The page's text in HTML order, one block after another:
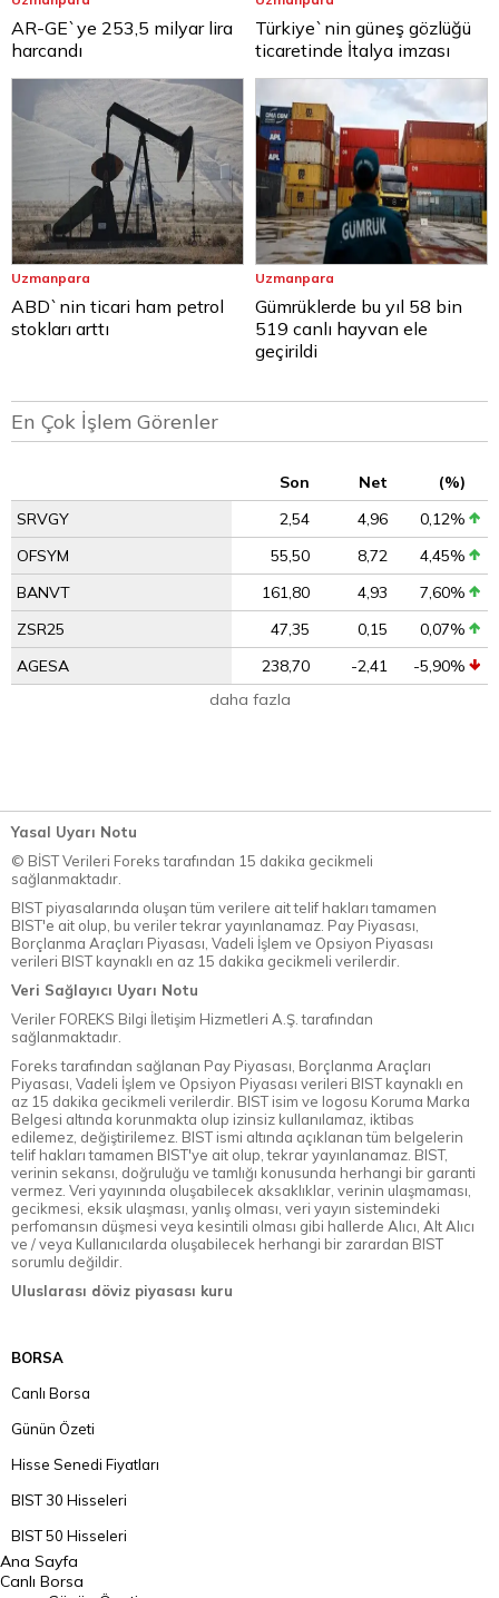
AR-GE`ye 253,5 milyar lira
harcandı
Türkiye`nin güneş gözlüğü
ticaretinde İtalya imzası
Uzmanpara
ABD`nin ticari ham petrol
stokları arttı
Uzmanpara
Gümrüklerde bu yıl 58 bin
519 canlı hayvan ele
geçirildi
En Çok İşlem Görenler
Son Net
(%)
SRVGY
2,54 4,96
0,12%
OFSYM
55,50 8,72
4,45%
BANVT
161,80 4,93
7,60%
ZSR25
47,35 0,15
0,07%
AGESA
238,70 -2,41
-5,90%
daha fazla
Yasal Uyarı Notu
© BİST Verileri Foreks tarafından 15 dakika gecikmeli
sağlanmaktadır.
BIST piyasalarında oluşan tüm verilere ait telif hakları tamamen
BIST'e ait olup, bu veriler tekrar yayınlanamaz. Pay Piyasası,
Borçlanma Araçları Piyasası, Vadeli İşlem ve Opsiyon Piyasası
verileri BIST kaynaklı en az 15 dakika gecikmeli verilerdir.
Veri Sağlayıcı Uyarı Notu
Veriler FOREKS Bilgi İletişim Hizmetleri A.Ş. tarafından
sağlanmaktadır.
Foreks tarafından sağlanan Pay Piyasası, Borçlanma Araçları
Piyasası, Vadeli İşlem ve Opsiyon Piyasası verileri BIST kaynaklı en
az 15 dakika gecikmeli verilerdir. BIST isim ve logosu Koruma Marka
Belgesi altında korunmakta olup izinsiz kullanılamaz, iktibas
edilemez, değiştirilemez. BIST ismi altında açıklanan tüm belgelerin
telif hakları tamamen BIST'ye ait olup, tekrar yayınlanamaz. BIST,
verinin sekansı, doğruluğu ve tamlığı konusunda herhangi bir garanti
vermez. Veri yayınında oluşabilecek aksaklıklar, verinin ulaşmaması,
gecikmesi, eksik ulaşması, yanlış olması, veri yayın sistemindeki
perfomansın düşmesi veya kesintili olması gibi hallerde Alıcı, Alt Alıcı
ve / veya Kullanıcılarda oluşabilecek herhangi bir zarardan BIST
sorumlu değildir.
Uluslarası döviz piyasası kuru
BORSA
Canlı Borsa
Günün Özeti
Hisse Senedi Fiyatları
BIST 30 Hisseleri
BIST 50 Hisseleri
BIST 100 Hisseleri
Ana Sayfa
Canlı Borsa